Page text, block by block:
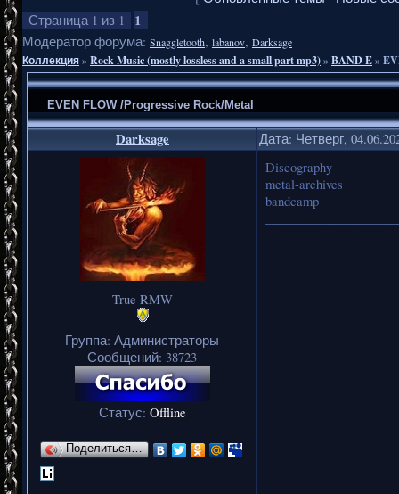
Страница 1 из 1 1
Модератор форума: Snaggletooth, labanov, Darksage
Коллекция»Rock Music (mostly lossless and a small part mp3)»BAND E»
EVEN FLOW /Progressive Rock/Metal
Darksage Дата: Четверг,
True RMW
Группа: Администраторы
Сообщений: 38723
Статус: Offline
Поделиться…
Discography
metal-archives
bandcamp